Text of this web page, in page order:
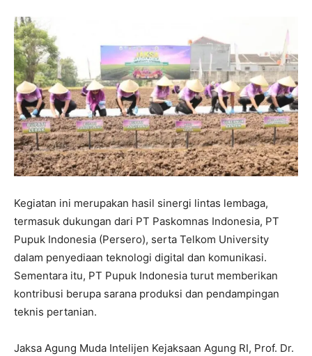
Kegiatan ini merupakan hasil sinergi lintas lembaga,
termasuk dukungan dari PT Paskomnas Indonesia, PT
Pupuk Indonesia (Persero), serta Telkom University
dalam penyediaan teknologi digital dan komunikasi.
Sementara itu, PT Pupuk Indonesia turut memberikan
kontribusi berupa sarana produksi dan pendampingan
teknis pertanian.
Jaksa Agung Muda Intelijen Kejaksaan Agung RI, Prof. Dr.